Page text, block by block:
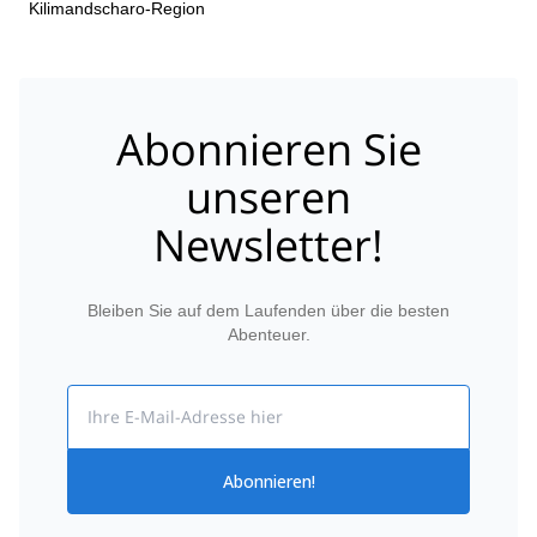
Kilimandscharo-Region
Abonnieren Sie
unseren
Newsletter!
Bleiben Sie auf dem Laufenden über die besten
Abenteuer.
Abonnieren!